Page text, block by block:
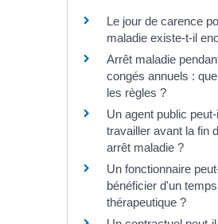
Le jour de carence
maladie existe-t-il
Arrêt maladie
congés annuels :
les règles ?
Un agent public
travailler avant la fin
arrêt maladie ?
Un fonctionnaire
bénéficier d'un
thérapeutique ?